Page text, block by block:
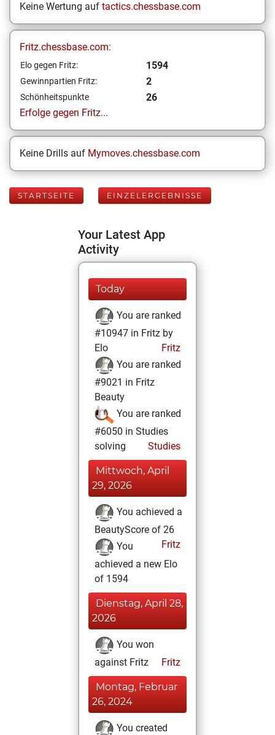
Keine Wertung auf tactics.chessbase.com
Fritz.chessbase.com:
Elo gegen Fritz: 1594
Gewinnpartien Fritz: 2
Schönheitspunkte
26
Erfolge gegen Fritz...
Keine Drills auf Mymoves.chessbase.com
STARTSEITE EINZELERGEBNISSE
Your Latest App
Activity
Today
You are ranked
#10947 in Fritz by
Elo
Fritz
You are ranked
#9021 in Fritz
Beauty
You are ranked
#6050 in Studies
solving
Studies
Mittwoch, April
29, 2026
You achieved a
BeautyScore of 26
Fritz
You
achieved a new Elo
of 1594
Dienstag, April 28,
2026
You won
against Fritz
Fritz
Montag, Februar
26, 2024
You created